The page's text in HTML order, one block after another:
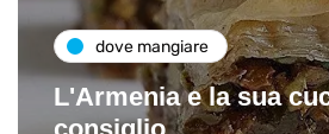
dove mangiare
L'Armenia e la sua